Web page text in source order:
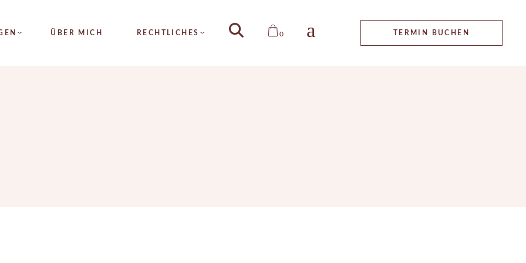
ÜBER MICH RECHTLICHES 0 TERMIN BUCHEN
ALLGEMEINE
GESCHÄFTSBEDINGUNGEN